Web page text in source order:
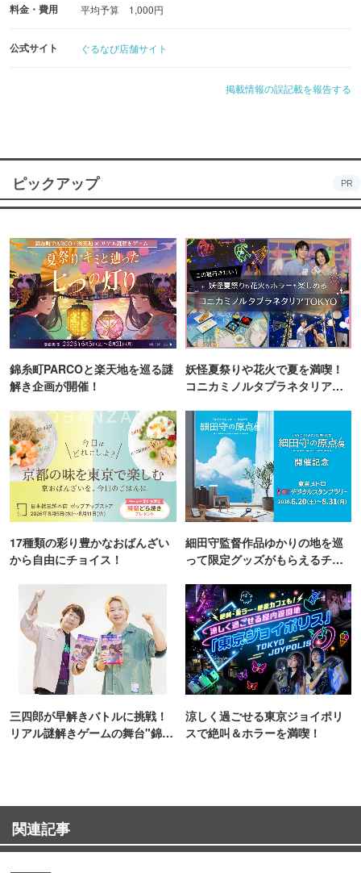
料金・費用 平均予算 1,000円
公式サイト ぐるなび店舗サイト
掲載情報の誤記載を報告する
ピックアップ PR
錦糸町PARCOと楽天地を巡る謎
解き企画が開催！
妖怪夏祭りや花火で夏を満喫！
コニカミノルタプラネタリア
17種類の彩り豊かなおばんざい
から自由にチョイス！
細田守監督作品ゆかりの地を巡
って限定グッズがもらえるチャ
三四郎が早解きバトルに挑戦！
リアル謎解きゲームの舞台"錦糸
涼しく過ごせる東京ジョイポリ
スで絶叫＆ホラーを満喫！
関連記事